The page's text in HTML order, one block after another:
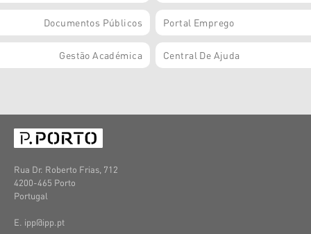
Documentos Públicos Portal Emprego
Gestão Académica Central De Ajuda
Rua Dr. Roberto Frias, 712
4200-465 Porto
Portugal
E. ipp@ipp.pt